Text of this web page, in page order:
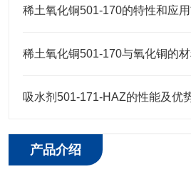
稀土氧化铜501-170的特性和应
稀土氧化铜501-170与氧化铜的
吸水剂501-171-HAZ的性能及优
产品介绍